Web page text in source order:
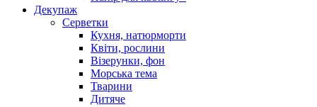
Декупаж
Серветки
Кухня, натюрморти
Квіти, рослини
Візерунки, фон
Морська тема
Тварини
Дитяче